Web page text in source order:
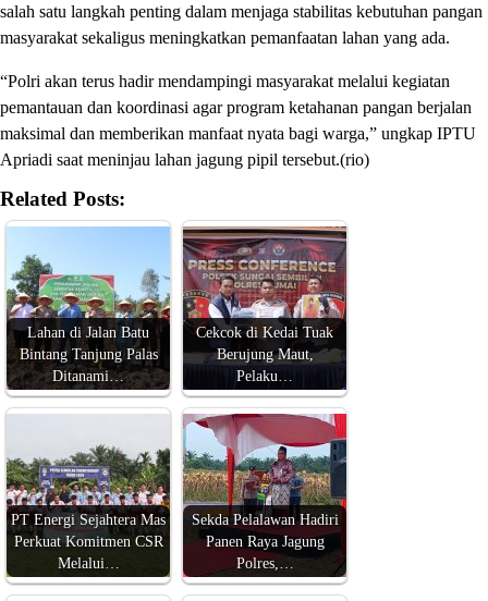
salah satu langkah penting dalam menjaga stabilitas kebutuhan pangan
masyarakat sekaligus meningkatkan pemanfaatan lahan yang ada.
“Polri akan terus hadir mendampingi masyarakat melalui kegiatan
pemantauan dan koordinasi agar program ketahanan pangan berjalan
maksimal dan memberikan manfaat nyata bagi warga,” ungkap IPTU
Apriadi saat meninjau lahan jagung pipil tersebut.(rio)
Related Posts:
Lahan di Jalan Batu
Bintang Tanjung Palas
Ditanami…
Cekcok di Kedai Tuak
Berujung Maut,
Pelaku…
PT Energi Sejahtera Mas
Perkuat Komitmen CSR
Melalui…
Sekda Pelalawan Hadiri
Panen Raya Jagung
Polres,…